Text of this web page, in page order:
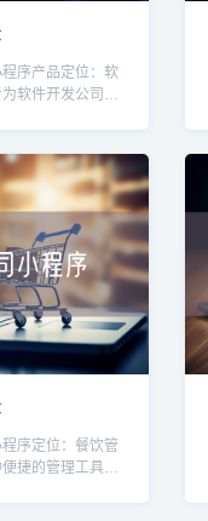
序产品定位：软
软件开发公司量
序定位：餐饮管
捷的管理工具，